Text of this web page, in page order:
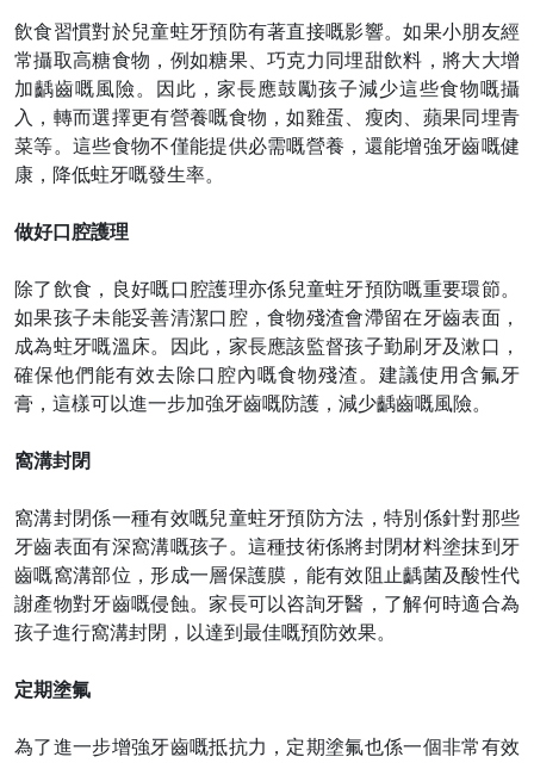
飲食習慣對於兒童蛀牙預防有著直接嘅影響。如果小朋友經
常攝取高糖食物，例如糖果、巧克力 同埋甜飲料，將大大增
加齲齒嘅風險。因此，家長應鼓勵孩子減少這些食物嘅攝
入，轉而選擇更有營養嘅食物，如雞蛋、瘦肉、蘋果同埋青
菜等。這些食物不僅能提供必需嘅營養，還能增強牙齒嘅健
康，降低蛀牙嘅發生率。
做好口腔護理
除了飲食，良好嘅口腔護理亦係兒童蛀牙預防嘅重要環節。
如果孩子未能妥善清潔口腔，食物殘渣會滯留在牙齒表面，
成為蛀牙嘅溫床。因此，家長應該監督孩子勤刷牙及漱口，
確保他們能有效去除口腔內嘅食物殘渣。建議使用含氟牙
膏，這樣可以進一步加強牙齒嘅防護，減少齲齒嘅風險。
窩溝封閉
窩溝封閉係一種有效嘅兒童蛀牙預防方法，特別 係針對那些
牙齒表面有深窩溝嘅孩子。這種技術係將封閉材料塗抹到牙
齒嘅窩溝部位，形成一層保護膜，能有效阻止齲菌及酸性代
謝產物對牙齒嘅侵蝕。家長可以咨詢牙醫，了解何時適合為
孩子進行窩溝封閉，以達到最佳嘅預防效果。
定期塗氟
為了進一步增強牙齒嘅抵抗力，定期塗氟也係一個非常有效